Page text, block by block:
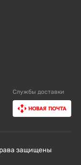
Службы доставки
защищены